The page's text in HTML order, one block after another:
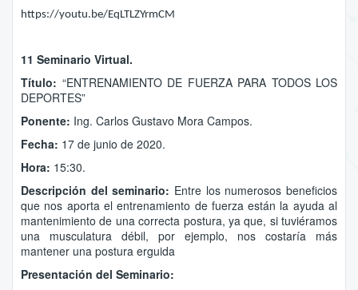
https://youtu.be/EqLTLZYrmCM
11 Seminario Virtual.
Título: “ENTRENAMIENTO DE FUERZA PARA TODOS LOS
DEPORTES”
Ponente: Ing. Carlos Gustavo Mora Campos.
Fecha: 17 de junio de 2020.
Hora: 15:30.
Descripción del seminario: Entre los numerosos beneficios
que nos aporta el entrenamiento de fuerza están la ayuda al
mantenimiento de una correcta postura, ya que, si tuviéramos
una musculatura débil, por ejemplo, nos costaría más
mantener una postura erguida
Presentación del Seminario: